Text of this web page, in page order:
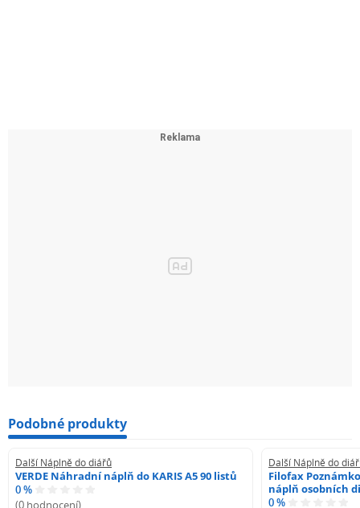
Podobné produkty
Další Náplně do diářů
VERDE Náhradní náplň do KARIS A5 90 listů
0 %
(0 hodnocení)
Další Náplně do
Filofax
náplň osobních
0 %